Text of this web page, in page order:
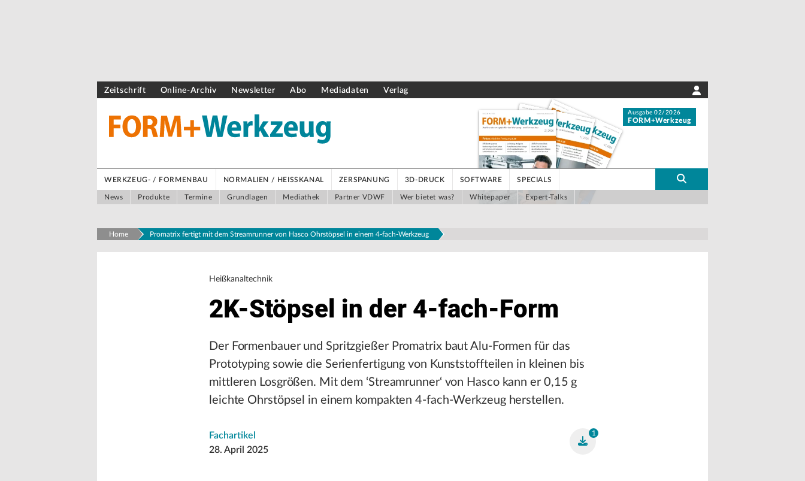
Zeitschrift Online-Archiv Newsletter Abo Mediadaten Verlag
Ausgabe 02/2026
FORM+Werkzeug
WERKZEUG- / FORMENBAU NORMALIEN / HEISSKANAL ZERSPANUNG 3D-DRUCK SOFTWARE SPECIALS
News Produkte Termine Grundlagen Mediathek Partner VDWF Wer bietet was? Whitepaper Expert-Talks
Home Promatrix fertigt mit dem Streamrunner von Hasco Ohrstöpsel in einem 4-fach-Werkzeug
Heißkanaltechnik
2K-Stöpsel in der 4-fach-Form
Der Formenbauer und Spritzgießer Promatrix baut Alu-Formen für das
Prototyping sowie die Serienfertigung von Kunststoffteilen in kleinen bis
mittleren Losgrößen. Mit dem ‘Streamrunner‘ von Hasco kann er 0,15 g
leichte Ohrstöpsel in einem kompakten 4-fach-Werkzeug herstellen.
Fachartikel
28. April 2025
1